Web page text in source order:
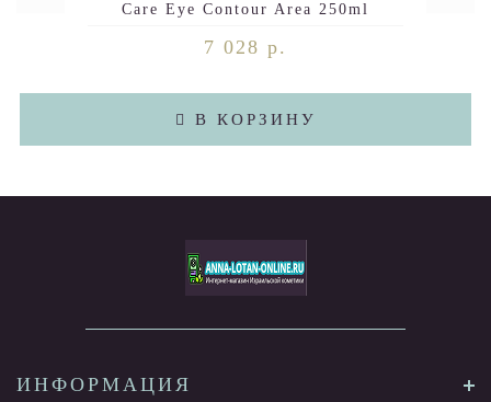
Care Eye Contour Area 250ml
7 028 р.
В КОРЗИНУ
ИНФОРМАЦИЯ